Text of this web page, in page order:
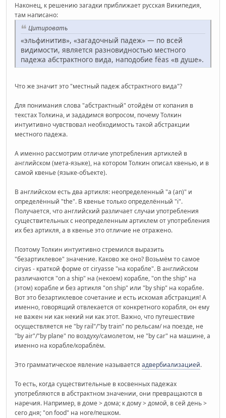
Наконец, к решению загадки приближает русская Википедия,
там написано:
Цитировать
«эльфинитив», «загадочный падеж» — по всей
видимости, является разновидностью местного
падежа абстрактного вида, наподобие fëas «в душе».
Что же значит это "местный падеж абстрактного вида"?
Для понимания слова "абстрактный" отойдём от копания в
текстах Толкина, и зададимся вопросом, почему Толкин
интуитивно чувствовал необходимость такой абстракции
местного падежа.
А именно рассмотрим отличие употребления артиклей в
английском (мета-языке), на котором Толкин описал квенью, и в
самой квенье (языке-объекте).
В английском есть два артикля: неопределенный "a (an)" и
определённый "the". В квенье только определённый "i".
Получается, что английский различает случаи употребления
существительных с неопределенным артиклем от употребления
их без артикля, а в квенье это отличие не отражено.
Поэтому Толкин интуитивно стремился выразить
"безартиклевое" значение. Каково же оно? Возьмём то самое
ciryas - краткой форме от ciryasse "на корабле". В английском
различаются "on a ship" на (некоем) корабле, "on the ship" на
(этом) корабле и без артикля "on ship" или "by ship" на корабле.
Вот это безартиклевое сочетание и есть искомая абстракция! А
именно, говорящий отвлекается от конкретного корабля, он ему
не важен ни как некий ни как этот. Важно, что путешествие
осуществляется не "by rail"/"by train" по рельсам/ на поезде, не
"by air"/"by plane" по воздуху/самолетом, не "by car" на машине, а
именно на корабле/кораблём.
Это грамматическое явление называется адвербиализацией.
То есть, когда существительные в косвенных падежах
употребляются в абстрактном значении, они превращаются в
наречия. Например, в доме > дома; к дому > домой, в сей день >
сего дня; "on food" на ноге/пешком.